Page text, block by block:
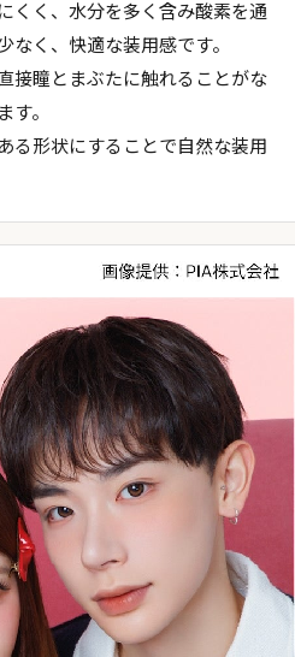
くく、水分を多く含み酸素を通
なく、快適な装用感です。
接瞳とまぶたに触れることがな
す。
る形状にすることで自然な装用